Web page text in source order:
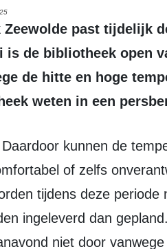
de bibliotheek open
de hitte en hoge
weten in een
of zelfs
tijdens deze periode
ingeleverd dan
niet door